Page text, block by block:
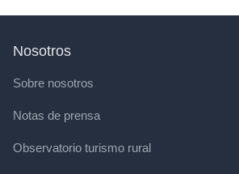
Nosotros
Sobre nosotros
Notas de prensa
Observatorio turismo rural